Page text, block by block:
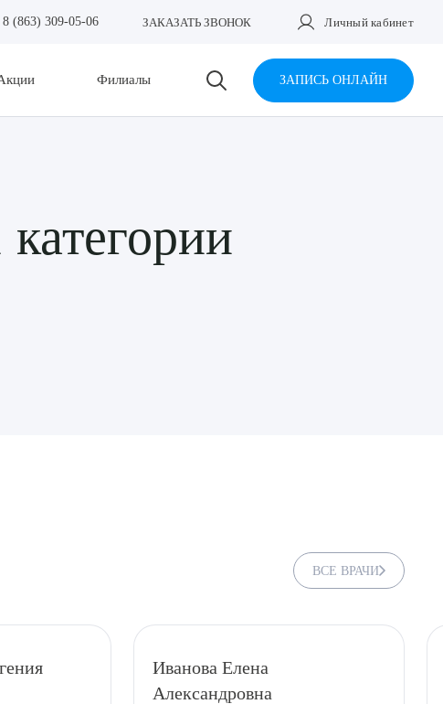
8 (863) 309-05-06 ЗАКАЗАТЬ ЗВОНОК Личный кабинет
Филиалы ЗАПИСЬ ОНЛАЙН
ВСЕ ВРАЧИ
Иванова Елена
Александровна